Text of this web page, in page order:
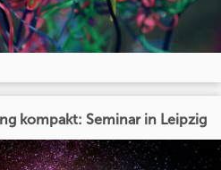
kompakt: Seminar in Leipzig